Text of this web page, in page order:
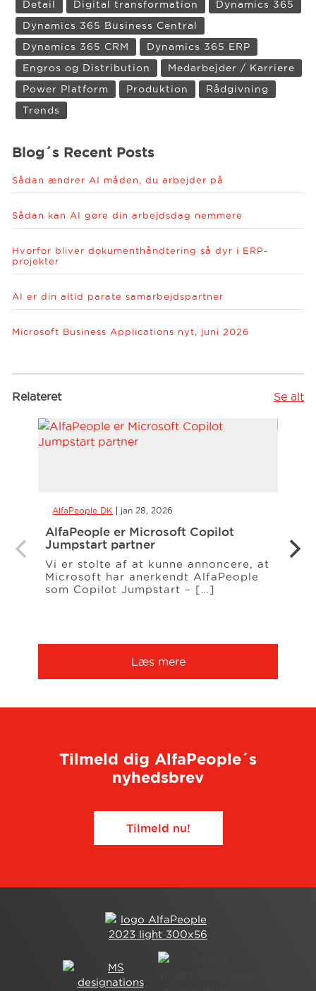
Detail
Digital transformation
Dynamics 365
Dynamics 365 Business Central
Dynamics 365 CRM
Dynamics 365 ERP
Engros og Distribution
Medarbejder / Karriere
Power Platform
Produktion
Rådgivning
Trends
Blog´s Recent Posts
Sådan ændrer AI måden, du arbejder på
Sådan kan AI gøre din arbejdsdag nemmere
Hvorfor bliver dokumenthåndtering så dyr i ERP-
projekter
AI er din altid parate samarbejdspartner
Microsoft Business Applications nyt, juni 2026
Relateret Se alt
AlfaPeople DK jan 28, 2026
AlfaPeople er Microsoft Copilot
Jumpstart partner
Vi er stolte af at kunne annoncere, at
Microsoft har anerkendt AlfaPeople
som Copilot Jumpstart – […]
Læs mere
Tilmeld dig AlfaPeople´s
nyhedsbrev
Tilmeld nu!​